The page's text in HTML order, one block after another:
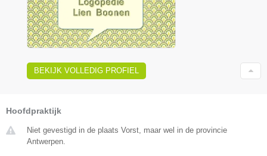
BEKIJK VOLLEDIG PROFIEL
Hoofdpraktijk
Niet gevestigd in de plaats Vorst, maar wel in de provincie
Antwerpen.